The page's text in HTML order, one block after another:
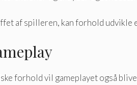
af spilleren, kan forhold
forhold vil gameplayet også